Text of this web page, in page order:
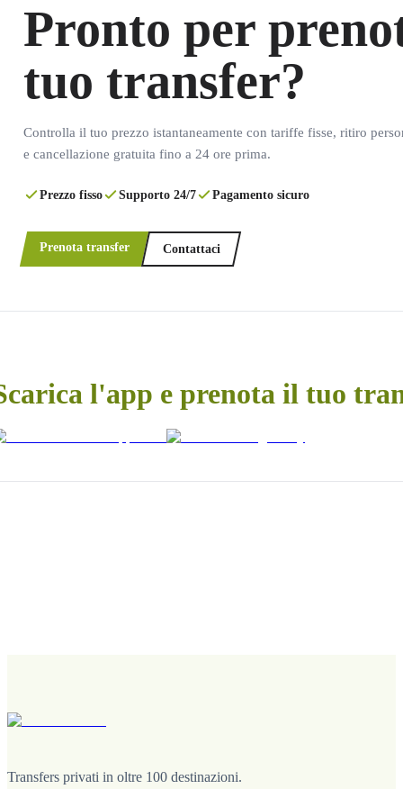
Pronto per
tuo transfer?
Controlla il tuo prezzo istantaneamente con tariffe fisse, ritiro
e cancellazione gratuita fino a 24 ore prima.
Prezzo fisso Supporto 24/7 Pagamento sicuro
Prenota transfer Contattaci
l'app e prenota il tuo
Transfers privati in oltre 100 destinazioni.